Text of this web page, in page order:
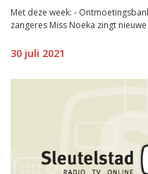
Met deze week: -
zangeres Miss Noeka zingt
30 juli 2021